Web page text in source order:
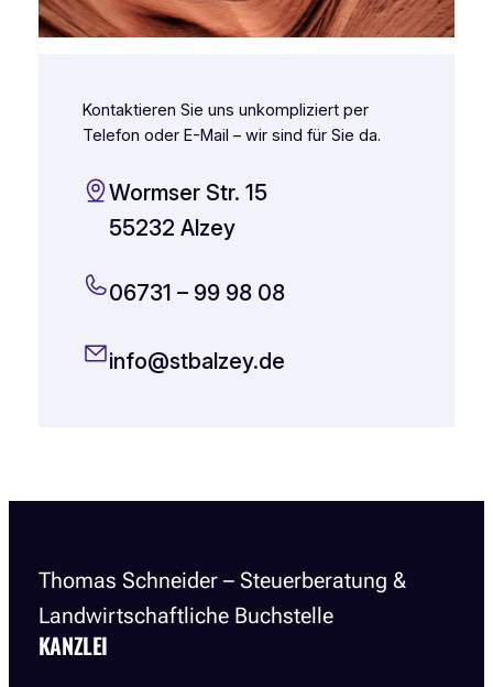
Kontaktieren Sie uns unkompliziert per
Telefon oder E-Mail – wir sind für Sie da.
Wormser Str. 15
55232 Alzey
06731 – 99 98 08
info@stbalzey.de
Thomas Schneider – Steuerberatung &
Landwirtschaftliche Buchstelle
KANZLEI